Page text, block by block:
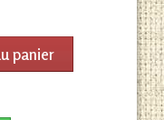
panier